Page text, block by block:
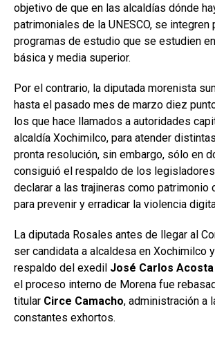
objetivo de que en las alcaldías dónde
patrimoniales de la UNESCO, se integren
programas de estudio que se estudien
básica y media superior.
Por el contrario, la diputada morenista
hasta el pasado mes de marzo diez
los que hace llamados a autoridades
alcaldía Xochimilco, para atender
pronta resolución, sin embargo, sólo en
consiguió el respaldo de los
declarar a las trajineras como patrimonio
para prevenir y erradicar la violencia
La diputada Rosales antes de llegar al
ser candidata a alcaldesa en Xochimilco
respaldo del exedil José Carlos
el proceso interno de Morena fue
titular Circe Camacho, administración a
constantes exhortos.